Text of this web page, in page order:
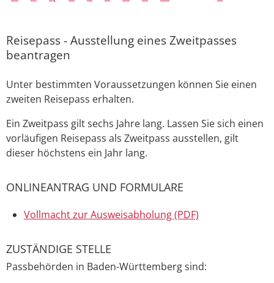
Reisepass - Ausstellung eines Zweitpasses
beantragen
Unter bestimmten Voraussetzungen können Sie einen
zweiten Reisepass erhalten.
Ein Zweitpass gilt sechs Jahre lang. Lassen Sie sich einen
vorläufigen Reisepass als Zweitpass ausstellen, gilt
dieser höchstens ein Jahr lang.
ONLINEANTRAG UND FORMULARE
Vollmacht zur Ausweisabholung (PDF)
ZUSTÄNDIGE STELLE
Passbehörden in Baden-Württemberg sind: